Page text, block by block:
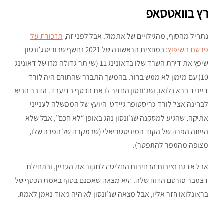
רץ בוואטסאפ
נתחיל מהסוף, מהגילויים של אתמול. אבל לפני זה, תזכורת על
פרשת השיפוץ
: במחצית הראשונה של 2021 נחשף שבוריס ג’ונסון
שיפץ את דירת השרד שלו בדאונינג 11 (שיותר גדולה מזו של דאונינג
10) עם מימון לא ממש ברור. בהמשך התברר שהתורם היה לורד
דייוויד בראונלואו, ושג’ונסון החזיר לו את הכסף בדיעבד. הדבר הביא
לבחינה אצל לורד כריסטופר גיידט, היועץ של הממשלה לענייני
אתיקה, שהגיע למסקנה שג’ונסון נהג באופן “לא חכם”, אבל שלא
הייתה הפרה של הקוד המיניסטריאלי (שבמקרה של הפרה שלו,
מצופה מהמפר להתפטר).
אבל אז גם נציבות הבחירות החליטה לחקור את העניין, ובתחילת
דצמבר פורסם הדוח שלה. היא מצאה שאמנם בסוף באמת הכסף של
בראונלואו חזר אליו, אבל מצאה שג’ונסון לא היה מאוד נאמן לאמת.